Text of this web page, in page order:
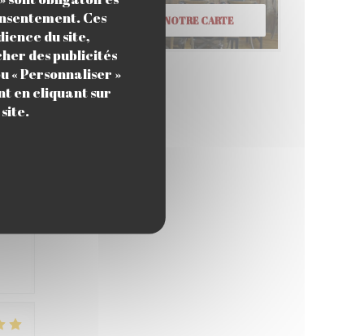
Ces
du site,
des publicités
« Personnaliser »
en cliquant sur
4 /5
DÉCOUVRIR NOTRE CARTE